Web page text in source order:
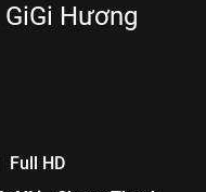
Hương
Full HD